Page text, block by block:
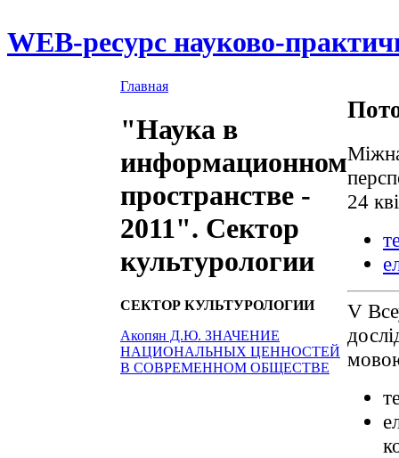
WEB-ресурс науково-
Главная
"Наука в
информационном
пространстве -
2011". Сектор
культурологии
СЕКТОР КУЛЬТУРОЛОГИИ
Акопян Д.Ю. ЗНАЧЕНИЕ
НАЦИОНАЛЬНЫХ ЦЕННОСТЕЙ
В СОВРЕМЕННОМ ОБЩЕСТВЕ
24
V